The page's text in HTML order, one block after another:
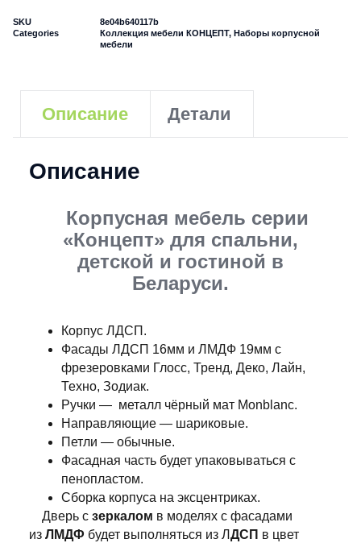
SKU
8e04b640117b
Categories
Коллекция мебели КОНЦЕПТ, Наборы корпусной
мебели
Описание Детали
Описание
Корпусная мебель серии
«Концепт» для спальни,
детской и гостиной в
Беларуси.
Корпус ЛДСП.
Фасады ЛДСП 16мм и ЛМДФ 19мм с
фрезеровками Глосс, Тренд, Деко, Лайн,
Техно, Зодиак.
Ручки — металл чёрный мат Monblanc.
Направляющие — шариковые.
Петли — обычные.
Фасадная часть будет упаковываться с
пенопластом.
Сборка корпуса на эксцентриках.
Дверь с зеркалом в моделях с фасадами
из ЛМДФ будет выполняться из ЛДСП в цвет